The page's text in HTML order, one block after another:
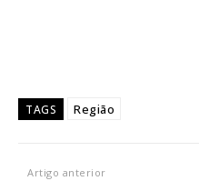
TAGS Região
Artigo anterior